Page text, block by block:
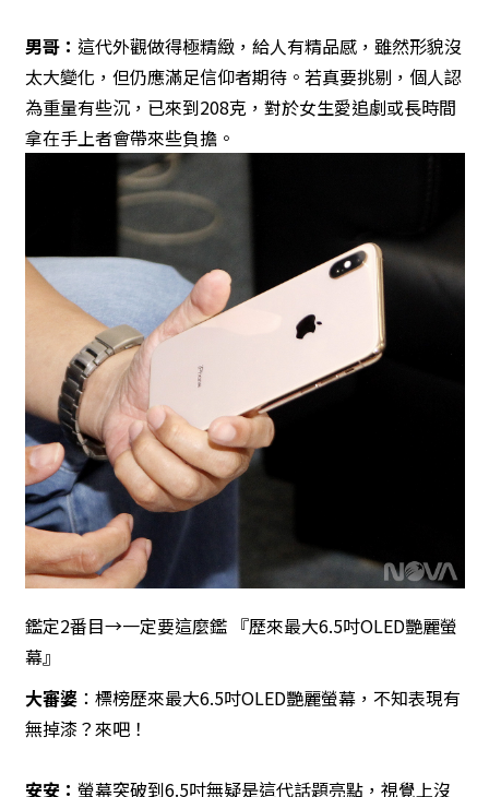
男哥： 這代外觀做得極精緻，給人有精品感，雖然形貌沒
太大變化，但仍應滿足信仰者期待。若真要挑剔，個人認
為重量有些沉，已來到208克，對於女生愛追劇或長時間
拿在手上者會帶來些負擔。
鑑定2番目→一定要這麼鑑 『歷來最大6.5吋OLED艷麗螢
幕』
大審婆：標榜歷來最大6.5吋OLED艷麗螢幕，不知表現有
無掉漆？來吧！
安安： 螢幕突破到6.5吋無疑是這代話題亮點，視覺上沒